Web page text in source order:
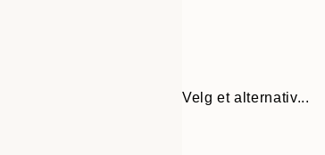
Velg et alternativ...